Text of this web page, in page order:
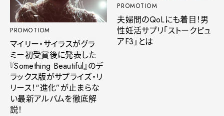
PROMOTIOM
マイリー・サイラスがグラ
ミー初受賞後に発表した
『Something Beautiful』のデ
ラックス版がサプライズ・リ
リース！“進化”が止まらな
い最新アルバムを徹底解
説！
PROMOTIOM
夫婦間のQoLにも着目！男
性妊活サプリ「ストークピュ
アF3」とは